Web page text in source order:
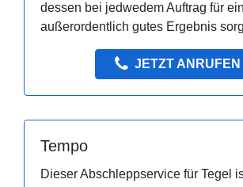
dessen bei jedwedem Auftrag für ein
außerordentlich gutes Ergebnis
JETZT ANRUFEN
Tempo
Dieser Abschleppservice für Tegel